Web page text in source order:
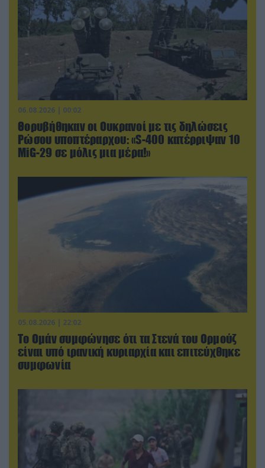
06.08.2026 | 00:02
Θορυβήθηκαν οι Ουκρανοί με τις δηλώσεις
Ρώσου υποπτέραρχου: «S-400 κατέρριψαν 10
MiG-29 σε μόλις μια μέρα!»
05.08.2026 | 22:02
Το Ομάν συμφώνησε ότι τα Στενά του Ορμούζ
είναι υπό ιρανική κυριαρχία και επιτεύχθηκε
συμφωνία